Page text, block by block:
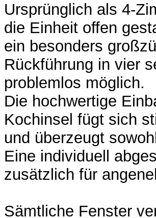
Ursprünglich als 4-
die Einheit offen
ein besonders
Rückführung in vier
problemlos möglich.
Die hochwertige
Kochinsel fügt sich
und überzeugt
Eine individuell
zusätzlich für
Sämtliche Fenster